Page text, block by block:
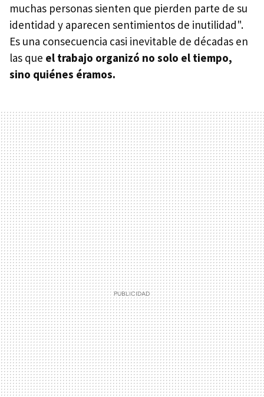
muchas personas sienten que pierden parte de su
identidad y aparecen sentimientos de inutilidad".
Es una consecuencia casi inevitable de décadas en
las que el trabajo organizó no solo el tiempo,
sino quiénes éramos.